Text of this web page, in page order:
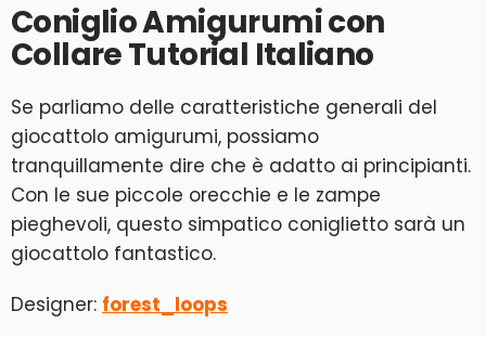
Coniglio Amigurumi con
Collare Tutorial Italiano
Se parliamo delle caratteristiche generali del
giocattolo amigurumi, possiamo
tranquillamente dire che è adatto ai principianti.
Con le sue piccole orecchie e le zampe
pieghevoli, questo simpatico coniglietto sarà un
giocattolo fantastico.
Designer: forest_loops